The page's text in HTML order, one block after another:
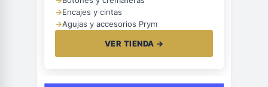
→Encajes y cintas
→Agujas y accesorios Prym
VER TIENDA →